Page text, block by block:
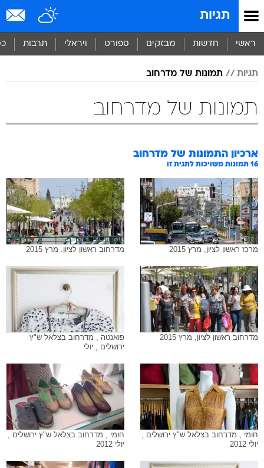
תגיות
ראשי חדשות מבזקים ספורט ויראלי תרבות
תגיות תמונות של מדרחוב
תמונות של מדרחוב
ארכיון התמונות של מדרחוב
16 תמונות משויכות לתגית זו
מרכז ראשון לציון, מרץ 2015 מדרחוב ראשון לציון. מרץ 2015
מדרחוב ראשון לציון, מרץ 2015
פואנטה , מדרחוב בצלאל ש"ץ
ירושלים , יולי
חומי , מדרחוב בצלאל ש"ץ ירושלים ,
יולי 2012
חומי , מדרחוב בצלאל ש"ץ ירושלים ,
יולי 2012